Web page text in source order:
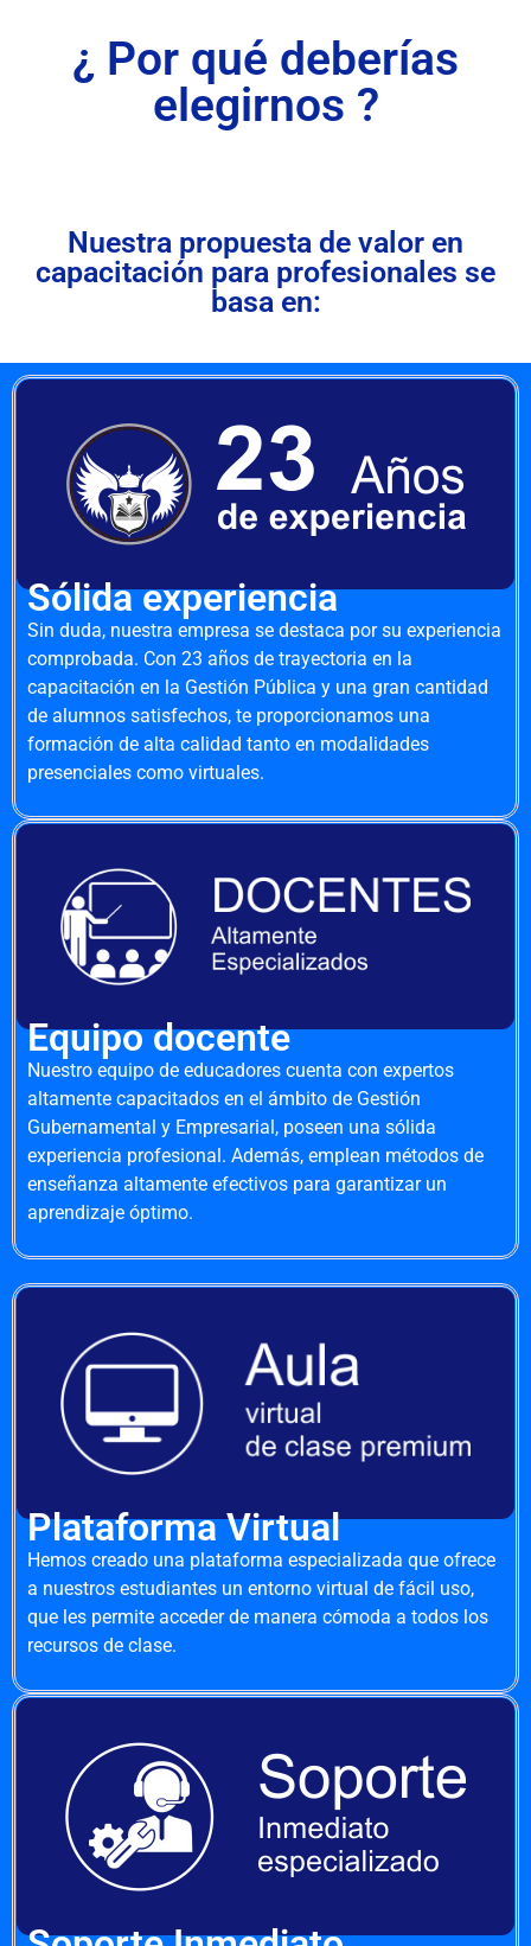
¿ Por qué deberías
elegirnos ?
Nuestra propuesta de valor en
capacitación para profesionales se
basa en:
Sólida experiencia
Sin duda, nuestra empresa se destaca por su experiencia
comprobada. Con 23 años de trayectoria en la
capacitación en la Gestión Pública y una gran cantidad
de alumnos satisfechos, te proporcionamos una
formación de alta calidad tanto en modalidades
presenciales como virtuales.
Equipo docente
Nuestro equipo de educadores cuenta con expertos
altamente capacitados en el ámbito de Gestión
Gubernamental y Empresarial, poseen una sólida
experiencia profesional. Además, emplean métodos de
enseñanza altamente efectivos para garantizar un
aprendizaje óptimo.
Plataforma Virtual
Hemos creado una plataforma especializada que ofrece
a nuestros estudiantes un entorno virtual de fácil uso,
que les permite acceder de manera cómoda a todos los
recursos de clase.